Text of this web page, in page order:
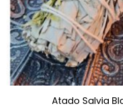
Atado Salvia